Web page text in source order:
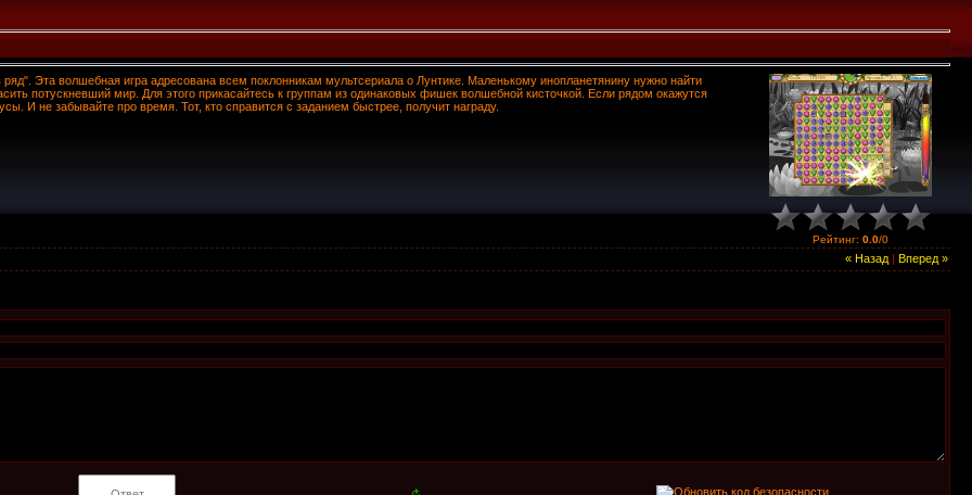
ряд". Эта волшебная игра адресована всем поклонникам мультсериала о Лунтике. Маленькому инопланетянину нужно найти
потускневший мир. Для этого прикасайтесь к группам из одинаковых фишек волшебной кисточкой. Если рядом окажутся
И не забывайте про время. Тот, кто справится с заданием быстрее, получит награду.
Рейтинг: 0.0/0
« Назад Вперед »